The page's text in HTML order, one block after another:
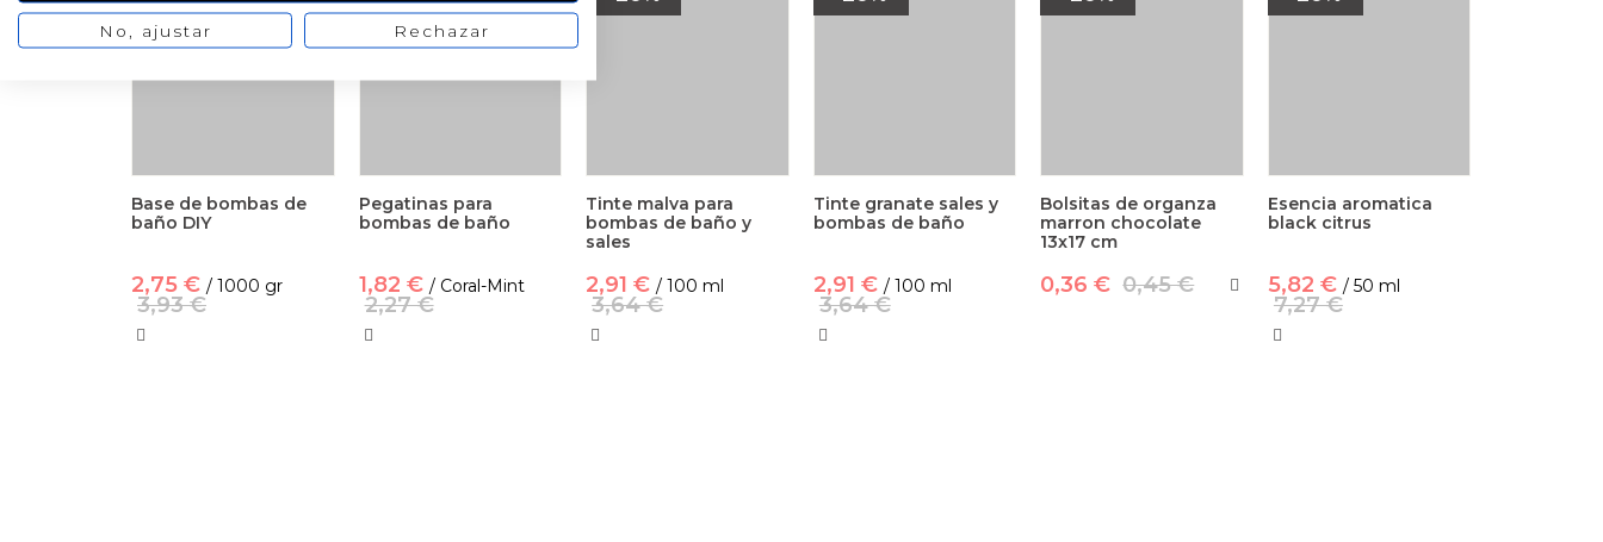
Base de bombas de
baño DIY
2,75 € / 1000 gr
3,93 €
Pegatinas para
bombas de baño
1,82 € / Coral-Mint
2,27 €
Tinte malva para
bombas de baño y
sales
2,91 € / 100 ml
3,64 €
Tinte granate sales y
bombas de baño
2,91 € / 100 ml
3,64 €
Bolsitas de organza
marron chocolate
13x17 cm
0,36 € 0,45 €
Esencia aromatica
black citrus
5,82 € / 50 ml
7,27 €
No, ajustar Rechazar